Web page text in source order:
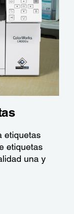
etiquetas
etiquetas
una y